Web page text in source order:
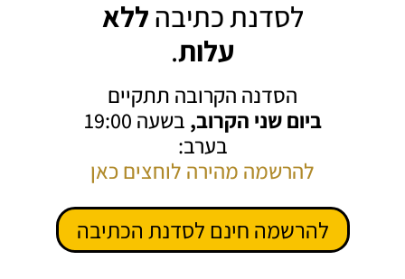
לסדנת כתיבהללא
עלות.
הסדנה הקרובה תתקיים
ביום שני הקרוב,
בשעה 19:00
בערב:
להרשמה מהירה לוחצים כאן
להרשמה חינם לסדנת הכתיבה